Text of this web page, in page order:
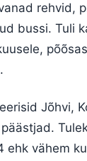
rehvid,
bussi. Tuli
Jõhvi,
ehk vähem